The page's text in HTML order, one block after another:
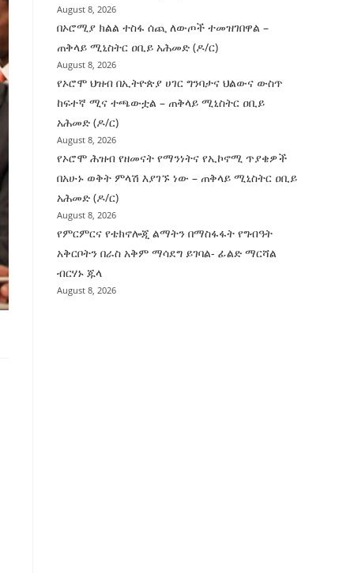
August 8, 2026
በኦሮሚያ ክልል ተስፋ ሰጪ ለውጦች ተመዝገበዋል –
ጠቅላይ ሚኒስትር ዐቢይ አሕመድ (ዶ/ር)
August 8, 2026
የኦሮሞ ህዝብ በኢትዮጵያ ሀገር ግንባታና ህልውና ውስጥ
ከፍተኛ ሚና ተጫውቷል – ጠቅላይ ሚኒስትር ዐቢይ
አሕመድ (ዶ/ር)
August 8, 2026
የኦሮሞ ሕዝብ የዘመናት የማንነትና የኢኮኖሚ ጥያቄዎች
በአሁኑ ወቅት ምላሽ እያገኙ ነው – ጠቅላይ ሚኒስትር ዐቢይ
አሕመድ (ዶ/ር)
August 8, 2026
የምርምርና የቴክኖሎጂ ልማትን በማስፋፋት የግብዓት
አቅርቦትን በራስ አቅም ማሳደግ ይገባል- ፊልድ ማርሻል
ብርሃኑ ጁላ
August 8, 2026